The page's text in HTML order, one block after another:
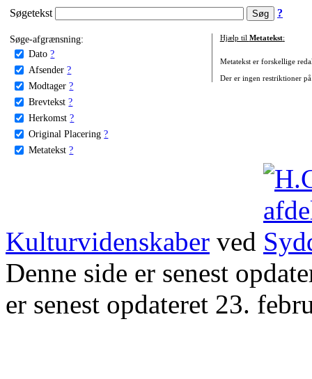
Søgetekst ?
Søge-afgrænsning:
Dato ?
Afsender ?
Modtager ?
Brevtekst ?
Herkomst ?
Original Placering ?
Metatekst ?
Hjælp til Metatekst:
Metatekst er forskellige
Der er ingen restriktioner
Kulturvidenskaber ved
Denne side er senest
er senest opdateret 23.